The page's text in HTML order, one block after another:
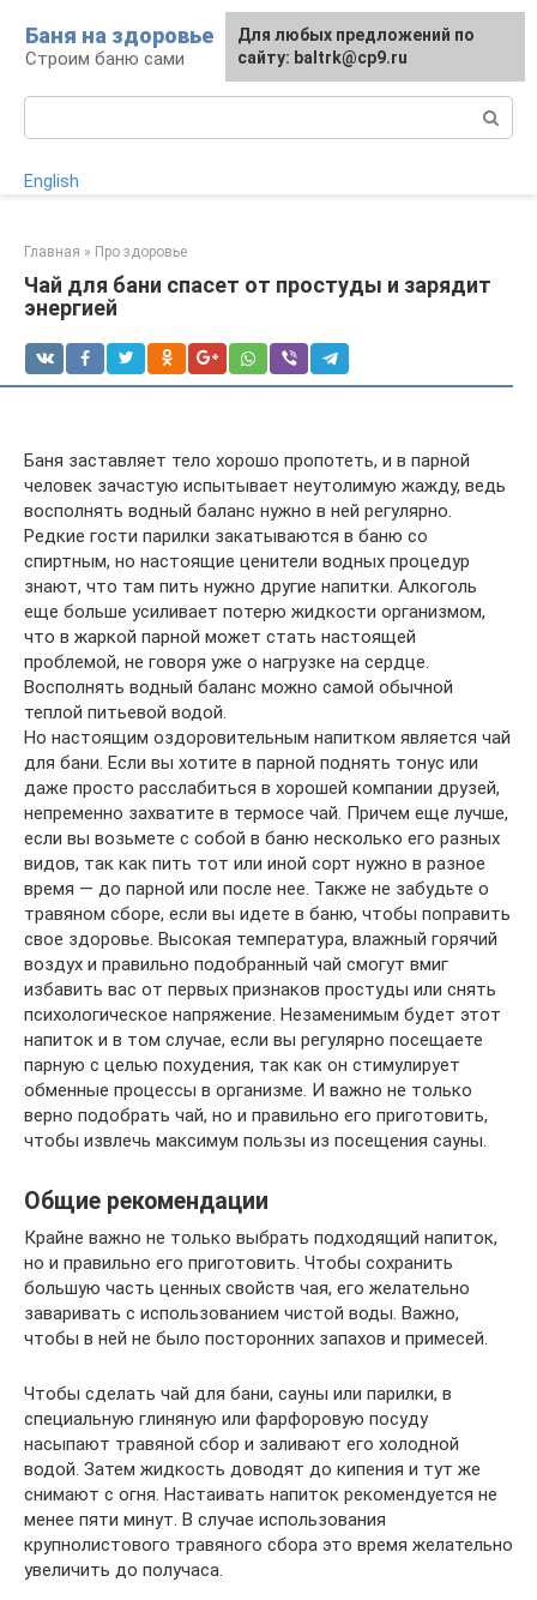
контенту
Баня на здоровье
Строим баню сами
English
Главная » Про здоровье
Чай для бани спасет от простуды и зарядит
энергией
Баня заставляет тело хорошо пропотеть, и в парной
человек зачастую испытывает неутолимую жажду, ведь
восполнять водный баланс нужно в ней регулярно.
Редкие гости парилки закатываются в баню со
спиртным, но настоящие ценители водных процедур
знают, что там пить нужно другие напитки. Алкоголь
еще больше усиливает потерю жидкости организмом,
что в жаркой парной может стать настоящей
проблемой, не говоря уже о нагрузке на сердце.
Восполнять водный баланс можно самой обычной
теплой питьевой водой.
Но настоящим оздоровительным напитком является чай
для бани. Если вы хотите в парной поднять тонус или
даже просто расслабиться в хорошей компании друзей,
непременно захватите в термосе чай. Причем еще лучше,
если вы возьмете с собой в баню несколько его разных
видов, так как пить тот или иной сорт нужно в разное
время — до парной или после нее. Также не забудьте о
травяном сборе, если вы идете в баню, чтобы поправить
свое здоровье. Высокая температура, влажный горячий
воздух и правильно подобранный чай смогут вмиг
избавить вас от первых признаков простуды или снять
психологическое напряжение. Незаменимым будет этот
напиток и в том случае, если вы регулярно посещаете
парную с целью похудения, так как он стимулирует
обменные процессы в организме. И важно не только
верно подобрать чай, но и правильно его приготовить,
чтобы извлечь максимум пользы из посещения сауны.
Общие рекомендации
Крайне важно не только выбрать подходящий напиток,
но и правильно его приготовить. Чтобы сохранить
большую часть ценных свойств чая, его желательно
заваривать с использованием чистой воды. Важно,
чтобы в ней не было посторонних запахов и примесей.
Чтобы сделать чай для бани, сауны или парилки, в
специальную глиняную или фарфоровую посуду
насыпают травяной сбор и заливают его холодной
водой. Затем жидкость доводят до кипения и тут же
снимают с огня. Настаивать напиток рекомендуется не
менее пяти минут. В случае использования
крупнолистового травяного сбора это время желательно
увеличить до получаса.
Для любых предложений по
сайту: baltrk@cp9.ru